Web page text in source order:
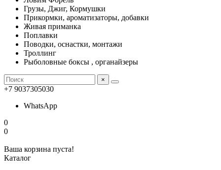
Грузы, Джиг, Кормушки
Прикормки, ароматизаторы, добавки
Живая приманка
Поплавки
Поводки, оснастки, монтажи
Троллинг
Рыболовные боксы , органайзеры
×
+7 9037305030
WhatsApp
0
0
Ваша корзина пуста!
Каталог